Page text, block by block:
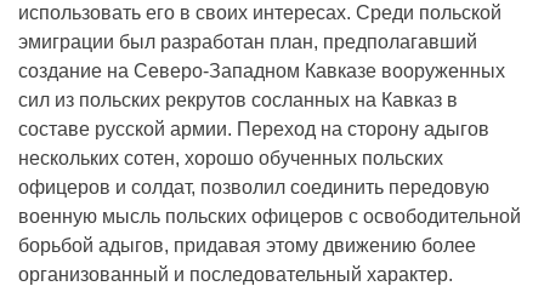
использовать его в своих интересах. Среди польской
эмиграции был разработан план, предполагавший
создание на Северо-Западном Кавказе вооруженных
сил из польских рекрутов сосланных на Кавказ в
составе русской армии. Переход на сторону адыгов
нескольких сотен, хорошо обученных польских
офицеров и солдат, позволил соединить передовую
военную мысль польских офицеров с освободительной
борьбой адыгов, придавая этому движению более
организованный и последовательный характер.